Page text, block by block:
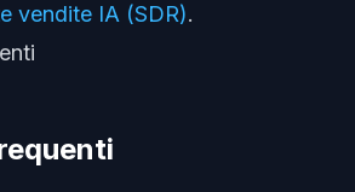
vendite IA (SDR).